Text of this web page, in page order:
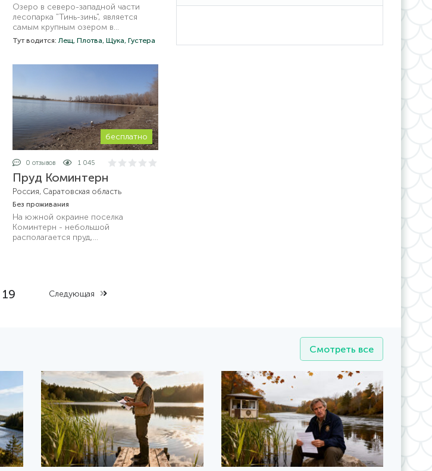
Озеро в северо-западной части
лесопарка "Тинь-зинь", является
самым крупным озером в
лесопарке.
Тут водится:Лещ,Плотва,Щука,Густера
бесплатно
0 отзывов 1 045
Пруд Коминтерн
Россия, Саратовская область
Без проживания
На южной окраине поселка
Коминтерн - небольшой
располагается пруд,
19 Следующая
Смотреть все